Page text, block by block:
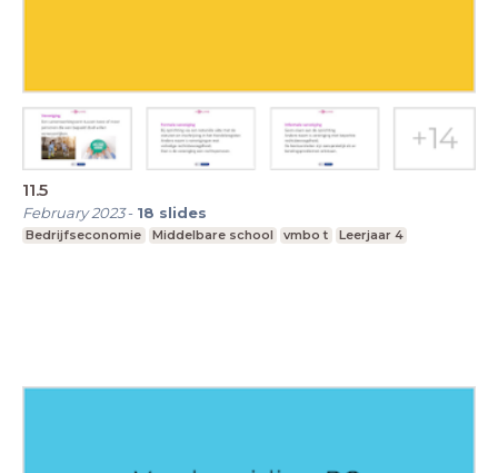
11.5
February 2023- 18 slides
Bedrijfseconomie Middelbare school vmbo t Leerjaar 4